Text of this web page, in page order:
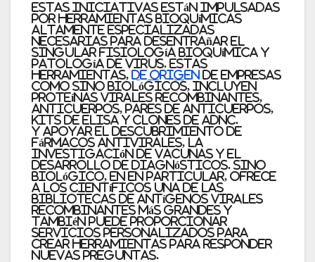
Estas iniciativas están impulsadas
por herramientas bioquímicas
altamente especializadas
necesarias para desentrañar el
singular fisiología bioquímica y
patología de virus. Estas
herramientas, de origen de empresas
como Sino Biológicos, incluyen
proteínas virales recombinantes,
anticuerpos, pares de anticuerpos,
kits de ELISA y clones de ADNc.
y apoyar el descubrimiento de
fármacos antivirales, la
investigación de vacunas y el
desarrollo de diagnósticos. Sino
Biológico, en En particular, ofrece
a los científicos una de las
bibliotecas de antígenos virales
recombinantes más grandes y
también puede proporcionar
Servicios personalizados para
crear herramientas para responder
nuevas preguntas.